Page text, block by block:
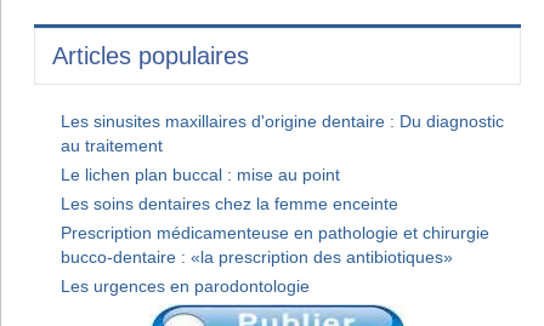
Articles populaires
Les sinusites maxillaires d'origine dentaire : Du diagnostic
au traitement
Le lichen plan buccal : mise au point
Les soins dentaires chez la femme enceinte
Prescription médicamenteuse en pathologie et chirurgie
bucco-dentaire : «la prescription des antibiotiques»
Les urgences en parodontologie